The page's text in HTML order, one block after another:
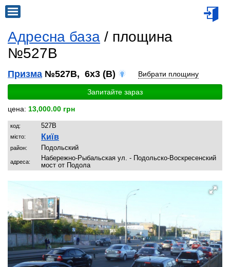
Адресна база / площина
№527B
Призма №527B, 6x3 (B) Вибрати площину
Запитайте зараз
цена: 13,000.00 грн
код: 527B
місто: Київ
район: Подольский
адреса:
Набережно-Рыбальская ул. - Подольско-Воскресенский
мост от Подола